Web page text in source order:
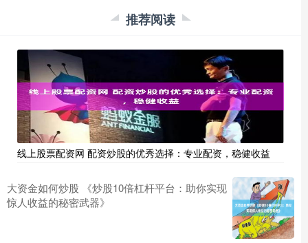
推荐阅读
线上股票配资网 配资炒股的优秀选择：专业配资，稳健收益
大资金如何炒股 《炒股10倍杠杆平台：助你实现
惊人收益的秘密武器》